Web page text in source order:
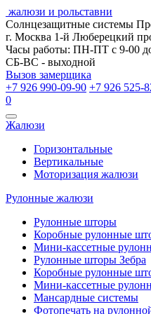
жалюзи и рольставни
Солнцезащитные системы
г. Москва 1-й Люберецкий
Часы работы: ПН-ПТ с 9-00
СБ-ВС - выходной
Вызов замерщика
+7 926 990-09-90 +7 926 525-
0
Открыть
навигацию
Жалюзи
Горизонтальные
Вертикальные
Моторизация жалюзи
Рулонные жалюзи
Рулонные шторы
Коробные рулонные
Мини-кассетные
Рулонные шторы Зебра
Коробные рулонные
Мини-кассетные
Мансардные системы
Фотопечать на